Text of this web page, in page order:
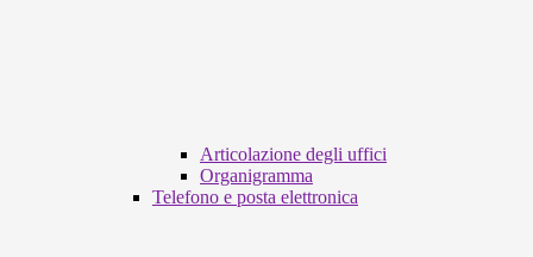
Articolazione degli uffici
Organigramma
Telefono e posta elettronica